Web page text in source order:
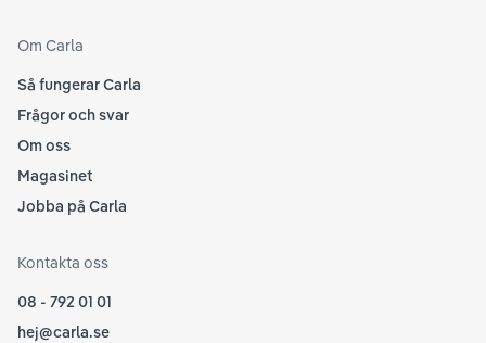
Om Carla
Så fungerar Carla
Frågor och svar
Om oss
Magasinet
Jobba på Carla
Kontakta oss
08 - 792 01 01
hej@carla.se